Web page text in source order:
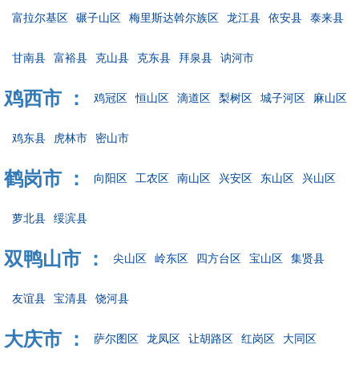
富拉尔基区 碾子山区 梅里斯达斡尔族区 龙江县 依安县 泰来县
甘南县 富裕县 克山县 克东县 拜泉县 讷河市
鸡西市 ： 鸡冠区 恒山区 滴道区 梨树区 城子河区 麻山区
鸡东县 虎林市 密山市
鹤岗市 ： 向阳区 工农区 南山区 兴安区 东山区 兴山区
萝北县 绥滨县
双鸭山市 ： 尖山区 岭东区 四方台区 宝山区 集贤县
友谊县 宝清县 饶河县
大庆市 ： 萨尔图区 龙凤区 让胡路区 红岗区 大同区